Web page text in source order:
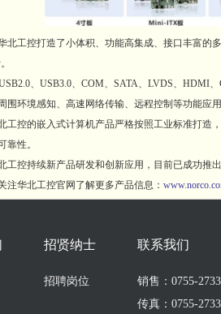
工控打造了小体积、功能高集成、接口丰富的
、USB3.0、COM、SATA、LVDS、HDMI
围环境感知、高速网络传输、远程控制等功能应用
控的嵌入式计算机产品严格按照工业标准打造
靠性。
控持续新产品研发和创新应用，目前已成功推
华北工控官网了解更多产品信息：
招贤纳士
招聘岗位
联系我们
销售：0755-
传真：0755-